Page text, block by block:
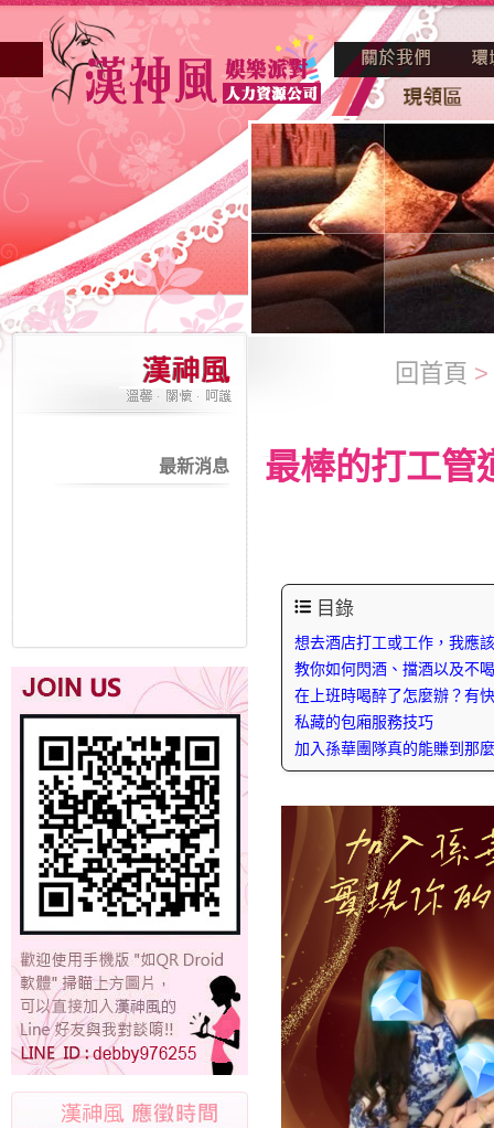
最新消息
回首頁 >
最棒的打工管
目錄
想去酒店打工或工作，我應
教你如何閃酒、擋酒以及不
在上班時喝醉了怎麼辦？有
私藏的包廂服務技巧
加入孫華團隊真的能賺到那